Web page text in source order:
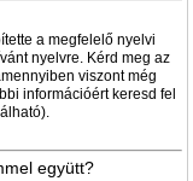
a megfelelő nyelvi
nyelvre. Kérd meg az
viszont még
információért keresd fel
együtt?